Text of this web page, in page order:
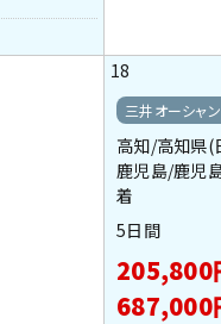
18
三井オーシャ
高知/高知県(
鹿児島/鹿児
着
5日間
205,800
687,000